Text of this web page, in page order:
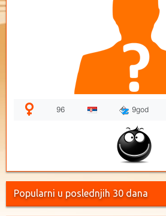
96 9god
Popularni u poslednjih 30 dana